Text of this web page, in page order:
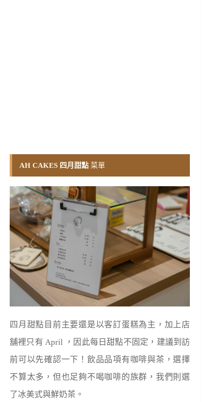
AH CAKES 四月甜點 菜單
四月甜點目前主要還是以客訂蛋糕為主，加上店
舖裡只有 April ，因此每日甜點不固定，建議到訪
前可以先確認一下！飲品品項有咖啡與茶，選擇
不算太多，但也足夠不喝咖啡的族群，我們則選
了冰美式與鮮奶茶。